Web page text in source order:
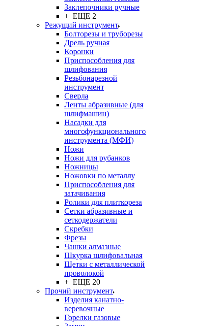
Заклепочники ручные
+ ЕЩЕ 2
Режущий инструмент
Болторезы и труборезы
Дрель ручная
Коронки
Приспособления для
шлифования
Резьбонарезной
инструмент
Сверла
Ленты абразивные (для
шлифмашин)
Насадки для
многофункционального
инструмента (МФИ)
Ножи
Ножи для рубанков
Ножницы
Ножовки по металлу
Приспособления для
затачивания
Ролики для плиткореза
Сетки абразивные и
сеткодержатели
Скребки
Фрезы
Чашки алмазные
Шкурка шлифовальная
Щетки с металлической
проволокой
+ ЕЩЕ 20
Прочий инструмент
Изделия канатно-
веревочные
Горелки газовые